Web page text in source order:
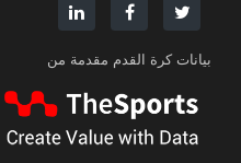
بيانات كرة القدم مقدمة من